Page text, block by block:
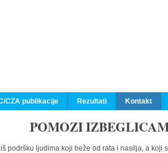
Kontakt
Rezultati
CZA publikacije
POMOZI
podršku ljudima koji beže od rata i nasilja, a